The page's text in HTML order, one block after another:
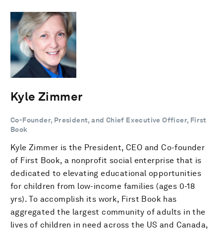
Kyle Zimmer
Co-Founder, President, and Chief Executive Officer, First
Book
Kyle Zimmer is the President, CEO and Co-founder
of First Book, a nonprofit social enterprise that is
dedicated to elevating educational opportunities
for children from low-income families (ages 0-18
yrs). To accomplish its work, First Book has
aggregated the largest community of adults in the
lives of children in need across the US and Canada,